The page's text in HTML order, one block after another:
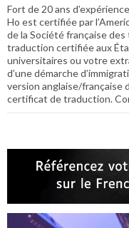
Fort de 20 ans
Ho est certifiée par
de la Société française
traduction certifiée aux
universitaires ou votre
d’une démarche
version anglaise/française
certificat de traduction.